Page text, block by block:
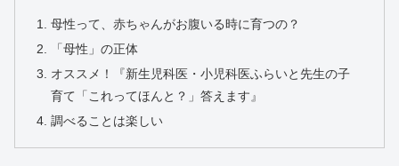
母性って、赤ちゃんがお腹いる時に育つの？
「母性」の正体
オススメ！『新生児科医・小児科医ふらいと先生の子
育て「これってほんと？」答えます』
調べることは楽しい